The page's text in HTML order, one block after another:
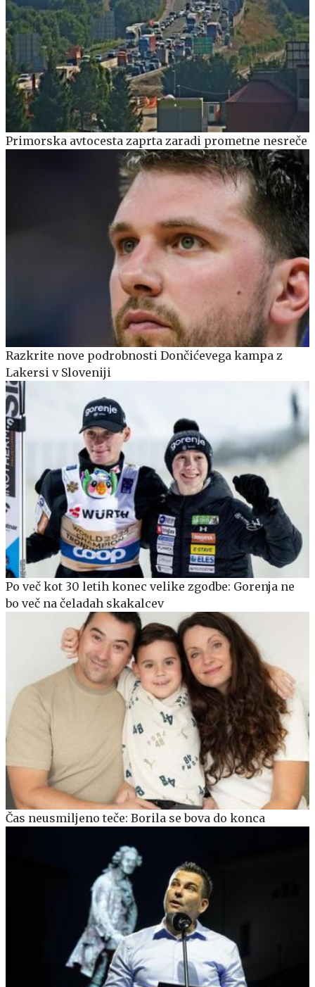
Primorska avtocesta zaprta zaradi prometne nesreče
Razkrite nove podrobnosti Dončićevega kampa z
Lakersi v Sloveniji
Po več kot 30 letih konec velike zgodbe: Gorenja ne
bo več na čeladah skakalcev
Čas neusmiljeno teče: Borila se bova do konca